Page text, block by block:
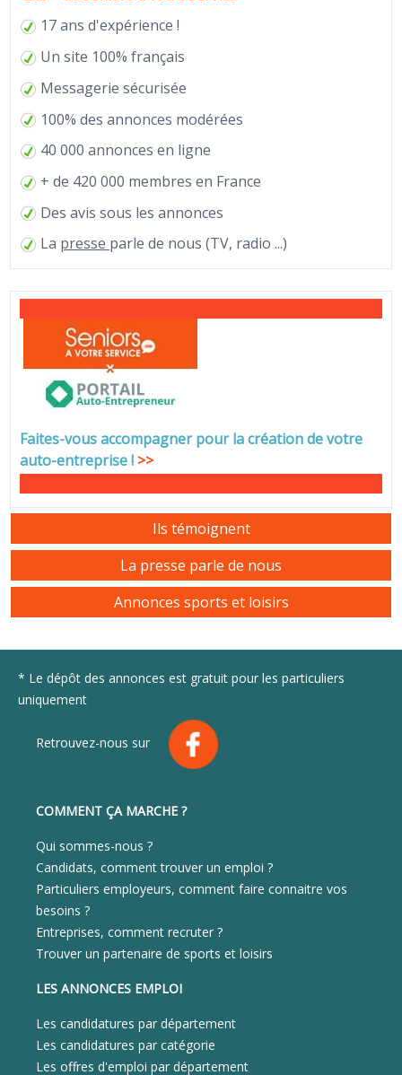
17 ans d'expérience !
Un site 100% français
Messagerie sécurisée
100% des annonces modérées
40 000 annonces en ligne
+ de 420 000 membres en France
Des avis sous les annonces
La presse parle de nous (TV, radio ...)
Faites-vous accompagner pour la création de votre
auto-entreprise! >>
Ils témoignent
La presse parle de nous
Annonces sports et loisirs
* Le dépôt des annonces est gratuit pour les particuliers
uniquement
Retrouvez-nous sur
COMMENT ÇA MARCHE ?
Qui sommes-nous ?
Candidats, comment trouver un emploi ?
Particuliers employeurs, comment faire connaitre vos
besoins ?
Entreprises, comment recruter ?
Trouver un partenaire de sports et loisirs
LES ANNONCES EMPLOI
Les candidatures par département
Les candidatures par catégorie
Les offres d'emploi par département